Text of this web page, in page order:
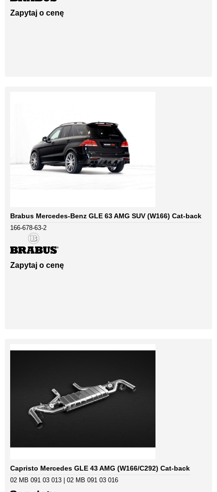
Zapytaj o cenę
Brabus Mercedes-Benz GLE 63 AMG SUV (W166) Cat-back
166-678-63-2
Zapytaj o cenę
Capristo Mercedes GLE 43 AMG (W166/C292) Cat-back
02 MB 091 03 013 | 02 MB 091 03 016